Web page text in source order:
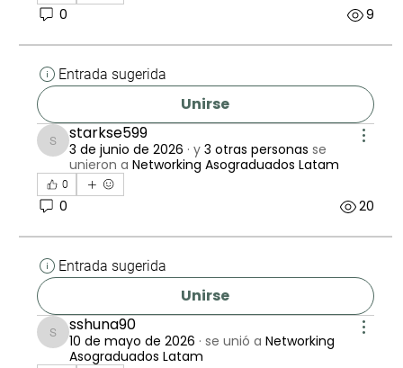
0 9
Entrada sugerida
Unirse
starkse599
starkse599
3 de junio de 2026 · y 3 otras personas se
unieron a Networking Asograduados Latam
0
0 20
Entrada sugerida
Unirse
sshuna90
sshuna90
10 de mayo de 2026 · se unió a Networking
Asograduados Latam